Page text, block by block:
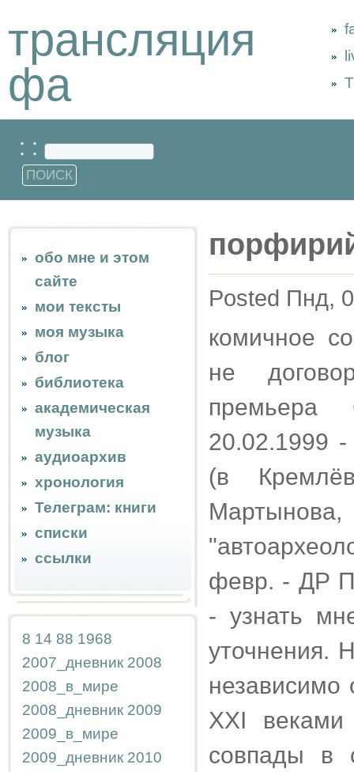
трансляция
фа
: :
обо мне и этом
сайте
мои тексты
моя музыка
блог
библиотека
академическая
музыка
аудиоархив
хронология
Телеграм: книги
списки
ссылки
8 14 88 1968
2007_дневник 2008
2008_в_мире
2008_дневник 2009
2009_в_мире
2009_дневник 2010
Posted Пнд,
комичное
не
премьера
20.02.1999
(в
февр. - ДР
- узнать
уточнения.
независимо
XXI
совпады в